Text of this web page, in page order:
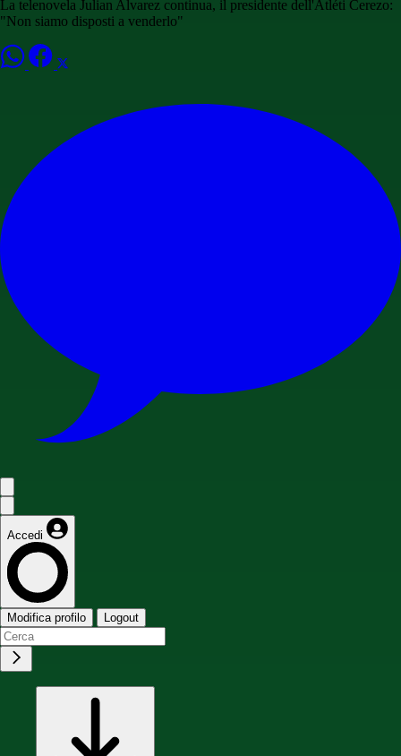
La telenovela Julian Alvarez continua, il presidente dell'Atléti Cerezo:
"Non siamo disposti a venderlo"
Accedi
Modifica profilo Logout